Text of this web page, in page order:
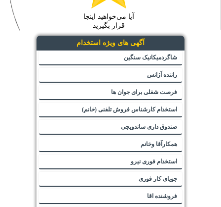
آیا می‌خواهید اینجا
قرار بگیرید
آگهی های ویژه استخدام
شاگردمیکانیک سنگین
راننده آژانس
فرصت شغلی برای جوان ها
استخدام کارشناس فروش تلفنی (خانم)
صندوق داری ساندویچی
همکارآقا وخانم
استخدام فوری نیرو
جویای کار فوری
فروشنده اقا